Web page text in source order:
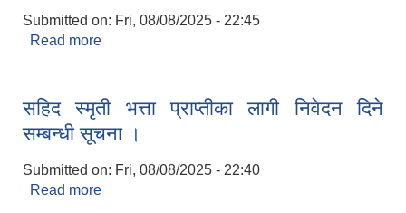
Submitted on: Fri, 08/08/2025 - 22:45
Read more
सहिद स्मृती भत्ता प्राप्तीका लागी निवेदन दिने
सम्बन्धी सूचना ।
Submitted on: Fri, 08/08/2025 - 22:40
Read more